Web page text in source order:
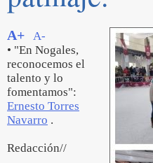
A+
A-
• "En Nogales,
reconocemos el
talento y lo
fomentamos":
Ernesto Torres
Navarro .
Redacción//